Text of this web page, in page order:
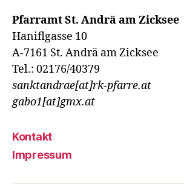
Pfarramt St. Andrä am Zicksee
Haniflgasse 10
A-7161 St. Andrä am Zicksee
Tel.: 02176/40379
sanktandrae[at]rk-pfarre.at
gabo1[at]gmx.at
Kontakt
Impressum